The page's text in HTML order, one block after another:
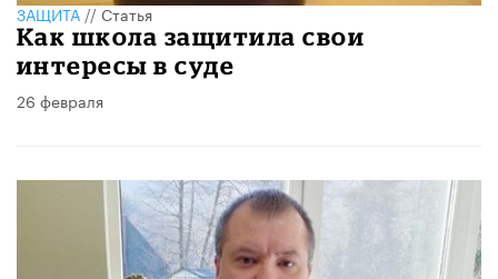
ЗАЩИТА//Статья
Как школа защитила свои
интересы в суде
26 февраля